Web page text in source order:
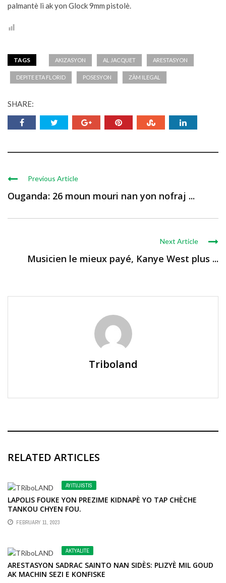
palmantè li ak yon Glock 9mm pistolè.
TAGS AKIZASYON AL JACQUET ARESTASYON
DEPITE ETA FLORID POSESYON ZÀM ILEGAL
SHARE:
Previous Article
Ouganda: 26 moun mouri nan yon nofraj ...
Next Article
Musicien le mieux payé, Kanye West plus ...
Triboland
RELATED ARTICLES
AYITI/JISTIS
LAPOLIS FOUKE YON PREZIME KIDNAPÈ YO TAP CHÈCHE
TANKOU CHYEN FOU.
FEBRUARY 11, 2023
AKTYALITE
ARESTASYON SADRAC SAINTO NAN SIDÈS: PLIZYÈ MIL GOUD
AK MACHIN SEZI E KONFISKE